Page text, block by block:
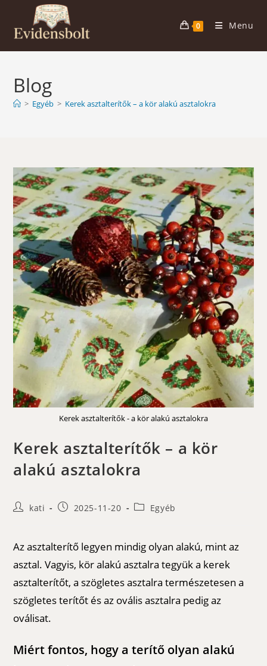
content
0 Menu
Blog
> Egyéb > Kerek asztalterítők – a kör alakú asztalokra
Kerek asztalterítők - a kör alakú asztalokra
Kerek asztalterítők – a kör
alakú asztalokra
Postkati
Post2025-11-20
PostEgyéb
Az asztalterítő legyen mindig olyan alakú, mint az
asztal. Vagyis, kör alakú asztalra tegyük a kerek
asztalterítőt, a szögletes asztalra természetesen a
szögletes terítőt és az ovális asztalra pedig az
oválisat.
Miért fontos, hogy a terítő olyan alakú